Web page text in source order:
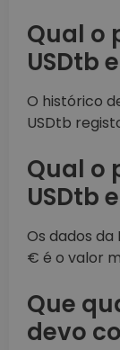
Qual o
USDtb
O histórico
USDtb
Qual o
USDtb
Os dados
€ é o valor
Que
devo